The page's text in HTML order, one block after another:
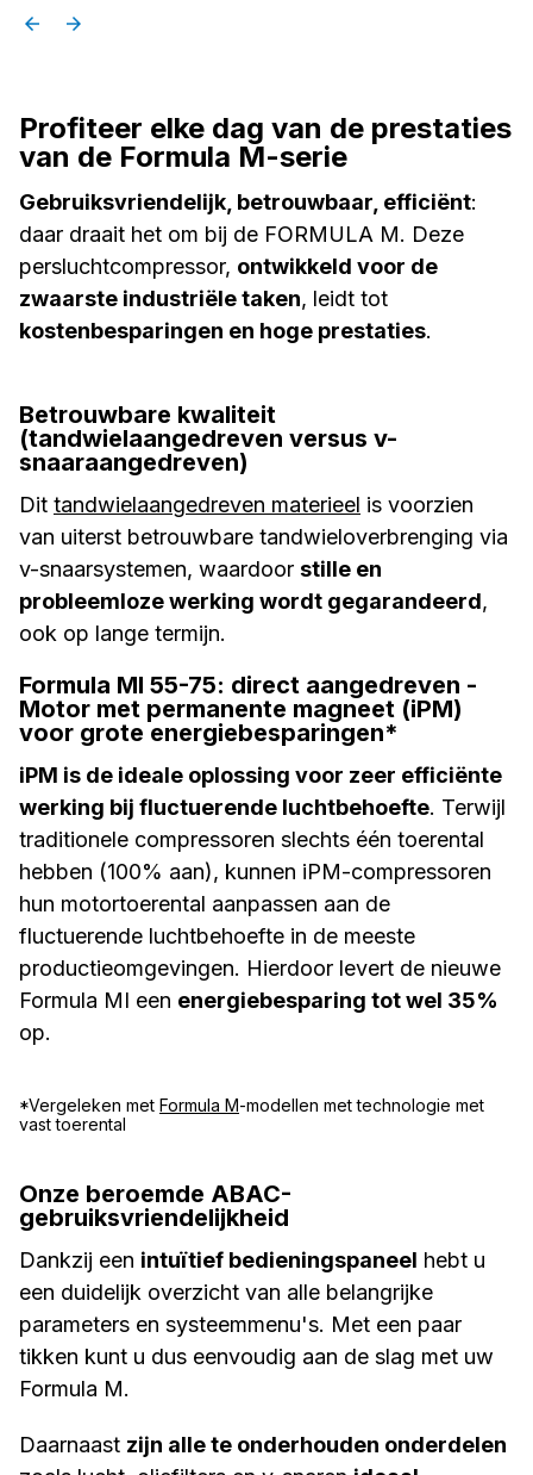
Profiteer elke dag van de prestaties
van de Formula M-serie
Gebruiksvriendelijk, betrouwbaar, efficiënt:
daar draait het om bij de FORMULA M. Deze
persluchtcompressor, ontwikkeld voor de
zwaarste industriële taken, leidt tot
kostenbesparingen en hoge prestaties.
Betrouwbare kwaliteit
(tandwielaangedreven versus v-
snaaraangedreven)
Dit tandwielaangedreven materieel is voorzien
van uiterst betrouwbare tandwieloverbrenging via
v-snaarsystemen, waardoor stille en
probleemloze werking wordt gegarandeerd,
ook op lange termijn.
Formula MI 55-75: direct aangedreven -
Motor met permanente magneet (iPM)
voor grote energiebesparingen*
iPM is de ideale oplossing voor zeer efficiënte
werking bij fluctuerende luchtbehoefte. Terwijl
traditionele compressoren slechts één toerental
hebben (100% aan), kunnen iPM-compressoren
hun motortoerental aanpassen aan de
fluctuerende luchtbehoefte in de meeste
productieomgevingen. Hierdoor levert de nieuwe
Formula MI een energiebesparing tot wel 35%
op.
*Vergeleken met Formula M-modellen met technologie met
vast toerental
Onze beroemde ABAC-
gebruiksvriendelijkheid
Dankzij een intuïtief bedieningspaneel hebt u
een duidelijk overzicht van alle belangrijke
parameters en systeemmenu's. Met een paar
tikken kunt u dus eenvoudig aan de slag met uw
Formula M.
Daarnaast zijn alle te onderhouden onderdelen